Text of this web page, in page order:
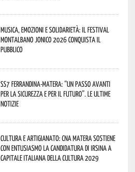
Musica, emozioni e solidarietà: il Festival
Montalbano Jonico 2026 conquista il
pubblico
SS7 Ferrandina-Matera: “Un passo avanti
per la sicurezza e per il futuro”. Le ultime
notizie
Cultura e Artigianato: CNA Matera sostiene
con entusiasmo la candidatura di Irsina a
Capitale Italiana della Cultura 2029